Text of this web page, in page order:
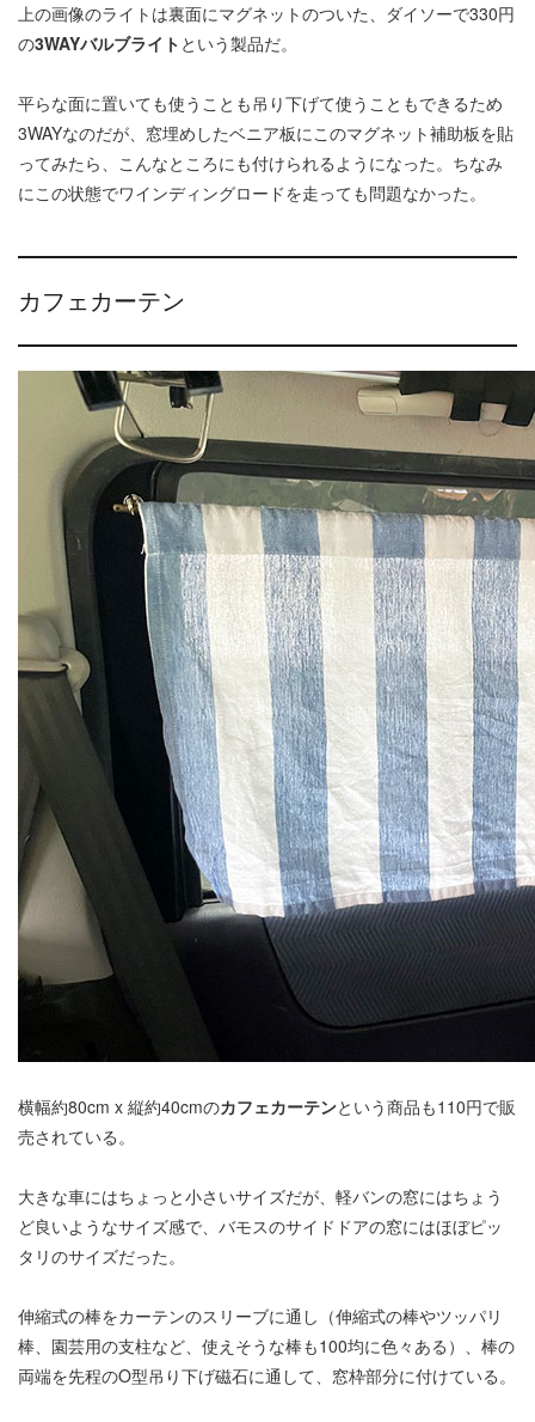
上の画像のライトは裏面にマグネットのついた、ダイソーで330円
の3WAYバルブライト という製品だ。
平らな面に置いても使うことも吊り下げて使うこともできるため
3WAYなのだが、窓埋めしたベニア板にこのマグネット補助板を貼
ってみたら、こんなところにも付けられるようになった。ちなみ
にこの状態でワインディングロードを走っても問題なかった。
カフェカーテン
横幅約80cm x 縦約40cmのカフェカーテンという商品も110円で販
売されている。
大きな車にはちょっと小さいサイズだが、軽バンの窓にはちょう
ど良いようなサイズ感で、バモスのサイドドアの窓にはほぼピッ
タリのサイズだった。
伸縮式の棒をカーテンのスリーブに通し（伸縮式の棒やツッパリ
棒、園芸用の支柱など、使えそうな棒も100均に色々ある）、棒の
両端を先程のO型吊り下げ磁石に通して、窓枠部分に付けている。